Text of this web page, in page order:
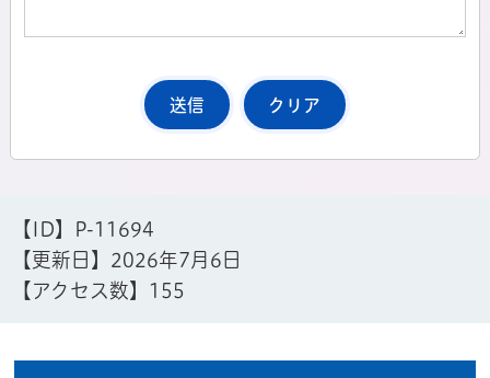
【ID】
P-11694
【更新日】 2026年7月6日
【アクセス数】
155